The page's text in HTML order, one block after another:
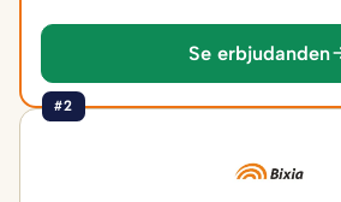
Se erbjudanden
#2